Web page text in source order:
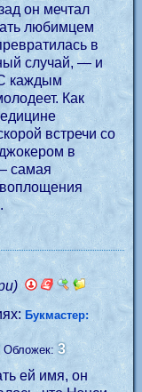
он мечтал
любимцем
в
случай, — и
каждым
Как
встречи со
в
самая
воплощения
Букмастер:
Обложек: 3
ей имя, он